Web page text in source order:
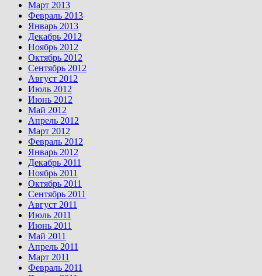
Март 2013
Февраль 2013
Январь 2013
Декабрь 2012
Ноябрь 2012
Октябрь 2012
Сентябрь 2012
Август 2012
Июль 2012
Июнь 2012
Май 2012
Апрель 2012
Март 2012
Февраль 2012
Январь 2012
Декабрь 2011
Ноябрь 2011
Октябрь 2011
Сентябрь 2011
Август 2011
Июль 2011
Июнь 2011
Май 2011
Апрель 2011
Март 2011
Февраль 2011